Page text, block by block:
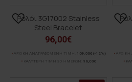
Ρολόι 3G17002 Stainless
Steel Bracelet
96,00€
ΑΡΧΙΚΗ ΑΝΑΓΡΑΦΟΜΕΝΗ ΤΙΜΗ: 109,00€ (-12%)
ΚΑΛΥΤΕΡΗ ΤΙΜΗ 30 ΗΜΕΡΩΝ:
96,00€